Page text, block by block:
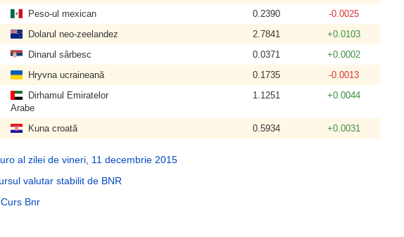
Peso-ul mexican 0.2390
-0.0025
Dolarul neo-zeelandez 2.7841
+0.0103
Dinarul sârbesc 0.0371
+0.0002
Hryvna ucraineană 0.1735
-0.0013
Dirhamul Emiratelor
Arabe
1.1251 +0.0044
Kuna croată 0.5934 +0.0031
al zilei de vineri, 11 decembrie 2015
valutar stabilit de BNR
Bnr